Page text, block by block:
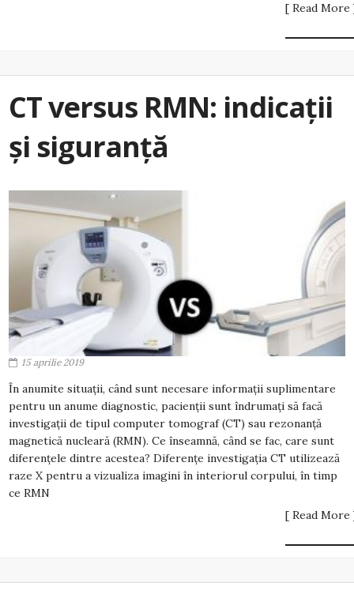
[ Read More
CT versus RMN: indicații
și siguranță
15 aprilie 2019
În anumite situații, când sunt necesare informații suplimentare
pentru un anume diagnostic, pacienții sunt îndrumați să facă
investigații de tipul computer tomograf (CT) sau rezonanță
magnetică nucleară (RMN). Ce înseamnă, când se fac, care sunt
diferențele dintre acestea? Diferențe investigația CT utilizează
raze X pentru a vizualiza imagini în interiorul corpului, în timp
ce RMN
[ Read More